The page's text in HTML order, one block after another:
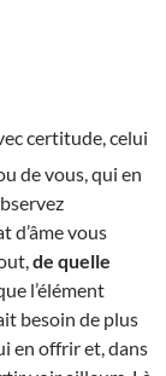
certitude, celui
de vous, qui en
d’âme vous
de quelle
l’élément
besoin de plus
en offrir et, dans